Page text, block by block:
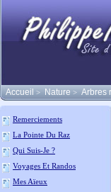
Accueil > Nature > Arbres
Remerciements
La Pointe Du Raz
Qui Suis-Je ?
Voyages Et Randos
Mes Aïeux